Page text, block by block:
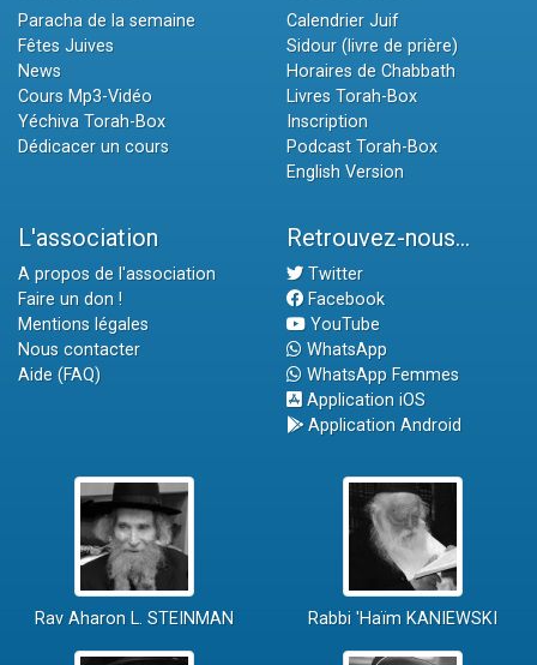
Paracha de la semaine
Fêtes Juives
News
Cours Mp3-Vidéo
Yéchiva Torah-Box
Dédicacer un cours
Calendrier Juif
Sidour (livre de prière)
Horaires de Chabbath
Livres Torah-Box
Inscription
Podcast Torah-Box
English Version
L'association
A propos de l'association
Faire un don !
Mentions légales
Nous contacter
Aide (FAQ)
Retrouvez-nous...
Twitter
Facebook
YouTube
WhatsApp
WhatsApp Femmes
Application iOS
Application Android
Rav Aharon L. STEINMAN Rabbi 'Haïm KANIEWSKI